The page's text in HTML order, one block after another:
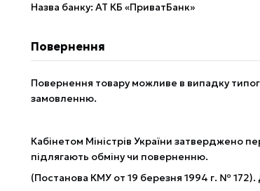
Назва банку: АТ КБ «ПриватБанк»
Повернення
Повернення товару можливе в випадку
замовленню.
Кабінетом Міністрів України затверджено
підлягають обміну чи поверненню.
(Постанова КМУ от 19 березня 1994 г. №